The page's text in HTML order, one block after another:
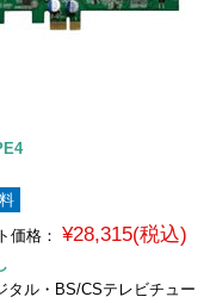
価格： ¥28,315(税込)
タル・BS/CSテレビチュー